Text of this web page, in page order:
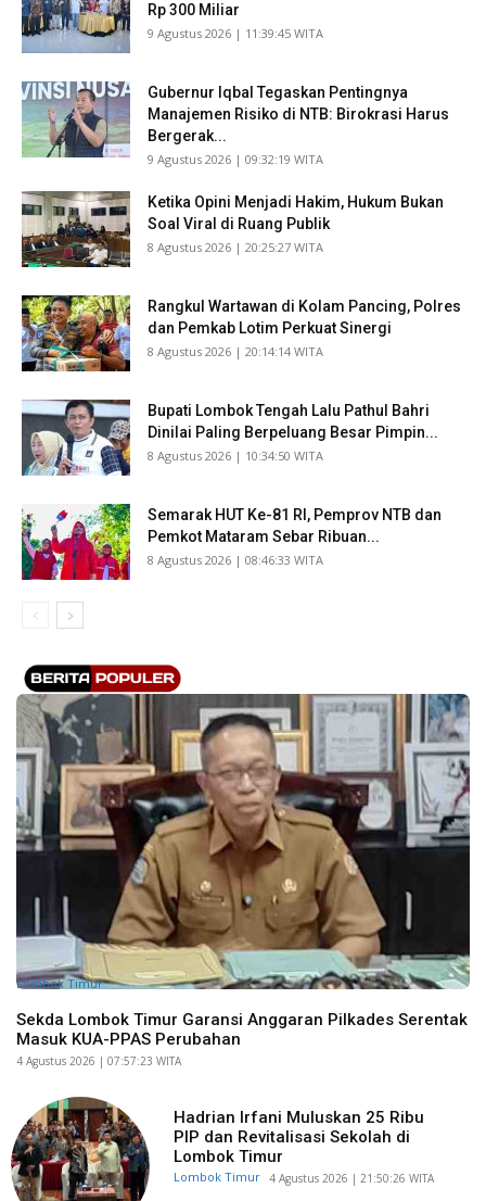
Rp 300 Miliar
​9 Agustus 2026 | 11:39:45 WITA
Gubernur Iqbal Tegaskan Pentingnya
Manajemen Risiko di NTB: Birokrasi Harus
Bergerak...
​9 Agustus 2026 | 09:32:19 WITA
Ketika Opini Menjadi Hakim, Hukum Bukan
Soal Viral di Ruang Publik
​8 Agustus 2026 | 20:25:27 WITA
Rangkul Wartawan di Kolam Pancing, Polres
dan Pemkab Lotim Perkuat Sinergi
​8 Agustus 2026 | 20:14:14 WITA
Bupati Lombok Tengah Lalu Pathul Bahri
Dinilai Paling Berpeluang Besar Pimpin...
​8 Agustus 2026 | 10:34:50 WITA
Semarak HUT Ke-81 RI, Pemprov NTB dan
Pemkot Mataram Sebar Ribuan...
​8 Agustus 2026 | 08:46:33 WITA
Lombok Timur
Sekda Lombok Timur Garansi Anggaran Pilkades Serentak
Masuk KUA-PPAS Perubahan
​4 Agustus 2026 | 07:57:23 WITA
Hadrian Irfani Muluskan 25 Ribu
PIP dan Revitalisasi Sekolah di
Lombok Timur
Lombok Timur ​4 Agustus 2026 | 21:50:26 WITA